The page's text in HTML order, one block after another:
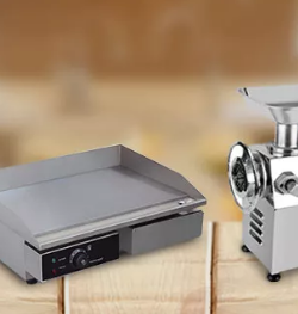
Extractor de jugo
Equipo de panadería
Equipo de cocina